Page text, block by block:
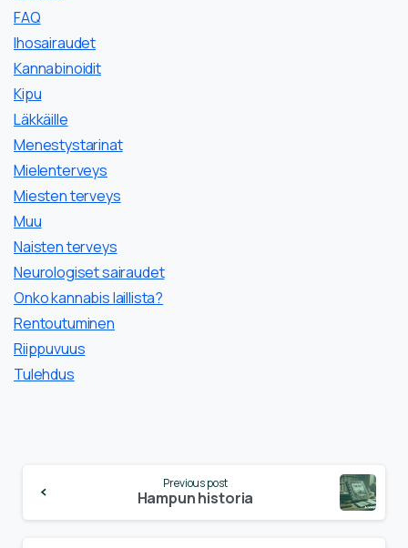
FAQ
Ihosairaudet
Kannabinoidit
Kipu
Läkkäille
Menestystarinat
Mielenterveys
Miesten terveys
Muu
Naisten terveys
Neurologiset sairaudet
Onko kannabis laillista?
Rentoutuminen
Riippuvuus
Tulehdus
Reading
Previous post
Hampun historia